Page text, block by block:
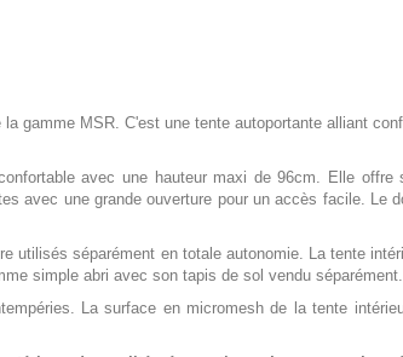
gamme MSR. C'est une tente autoportante alliant
avec une hauteur maxi de 96cm. Elle
avec une grande ouverture pour un accès facile.
utilisés séparément en totale autonomie. La tente
simple abri avec son tapis de sol vendu séparément.
La surface en micromesh de la tente